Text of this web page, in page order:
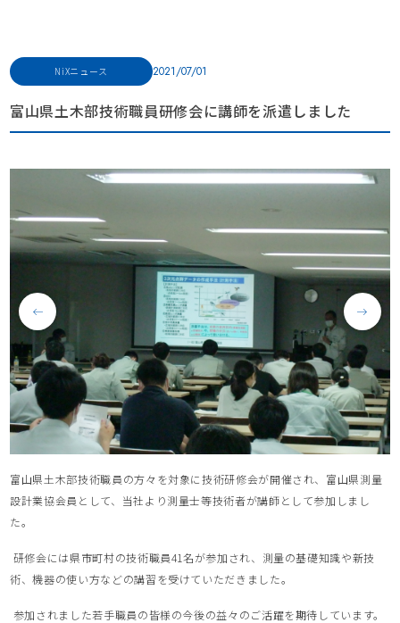
NiXニュース 2021/07/01
富山県土木部技術職員研修会に講師を派遣しました
富山県土木部技術職員の方々を対象に技術研修会が開催され、富山県測量
設計業協会員として、当社より測量士等技術者が講師として参加しまし
た。
研修会には県市町村の技術職員41名が参加され、測量の基礎知識や新技
術、機器の使い方などの講習を受けていただきました。
参加されました若手職員の皆様の今後の益々のご活躍を期待しています。